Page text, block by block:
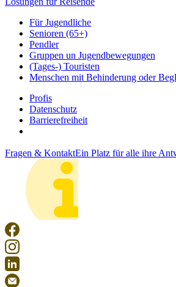
Für Jugendliche
Senioren (65+)
Pendler
Gruppen un Jugendbewegungen
(Tages-) Touristen
Menschen mit Behinderung oder
Profis
Datenschutz
Barrierefreiheit
Fragen & KontaktEin Platz für alle ihre